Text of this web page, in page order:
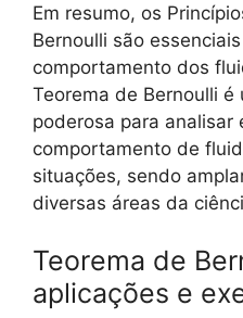
Em resumo, os
Bernoulli são
comportamento dos
Teorema de Bernoulli é
poderosa para analisar
comportamento de
situações, sendo
diversas áreas da
Teorema de
aplicações e